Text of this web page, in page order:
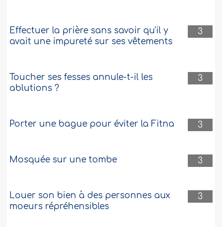
3
Effectuer la prière sans savoir qu'il y
avait une impureté sur ses vêtements
3
Toucher ses fesses annule-t-il les
ablutions ?
3
Porter une bague pour éviter la Fitna
3
Mosquée sur une tombe
3
Louer son bien à des personnes aux
moeurs répréhensibles